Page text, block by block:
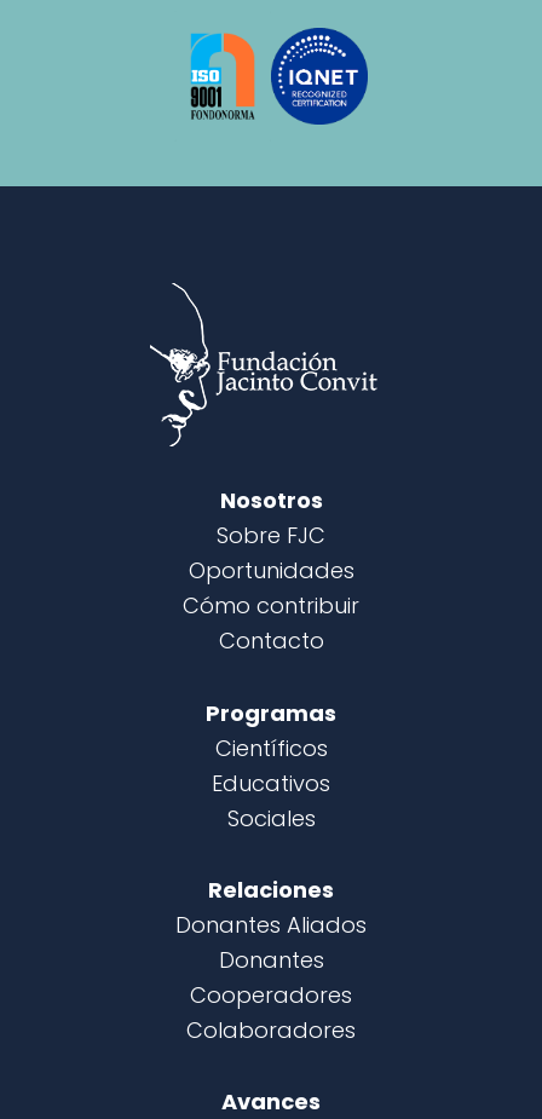
Nosotros
Sobre FJC
Oportunidades
Cómo contribuir
Contacto
Programas
Científicos
Educativos
Sociales
Relaciones
Donantes Aliados
Donantes
Cooperadores
Colaboradores
Avances